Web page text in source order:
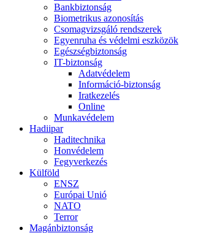
Bankbiztonság
Biometrikus azonosítás
Csomagvizsgáló rendszerek
Egyenruha és védelmi eszközök
Egészségbiztonság
IT-biztonság
Adatvédelem
Információ-biztonság
Iratkezelés
Online
Munkavédelem
Hadiipar
Haditechnika
Honvédelem
Fegyverkezés
Külföld
ENSZ
Európai Unió
NATO
Terror
Magánbiztonság